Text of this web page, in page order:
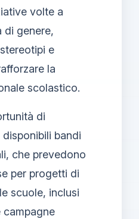
volte a
di genere,
e
la
scolastico.
di
bandi
che prevedono
per progetti di
scuole, inclusi